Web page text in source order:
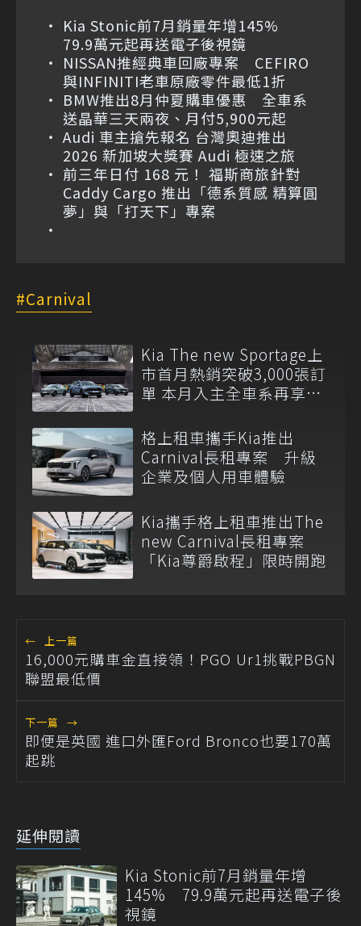
Kia Stonic前7月銷量年增145%
79.9萬元起再送電子後視鏡
NISSAN推經典車回廠專案 CEFIRO
與INFINITI老車原廠零件最低1折
BMW推出8月仲夏購車優惠 全車系
送晶華三天兩夜、月付5,900元起
Audi 車主搶先報名 台灣奧迪推出
2026 新加坡大獎賽 Audi 極速之旅
前三年日付 168 元！ 福斯商旅針對
Caddy Cargo 推出「德系質感 精算圓
夢」與「打天下」專案
Carnival
Kia The new Sportage上
市首月熱銷突破3,000張訂
單 本月入主全車系再享電
格上租車攜手Kia推出
Carnival長租專案 升級
企業及個人用車體驗
Kia攜手格上租車推出The
new Carnival長租專案
「Kia尊爵啟程」限時開跑
← 上一篇
16,000元購車金直接領！PGO Ur1挑戰PBGN
聯盟最低價
下一篇 →
即便是英國 進口外匯Ford Bronco也要170萬
起跳
延伸閱讀
Kia Stonic前7月銷量年增
145% 79.9萬元起再送電子後
視鏡